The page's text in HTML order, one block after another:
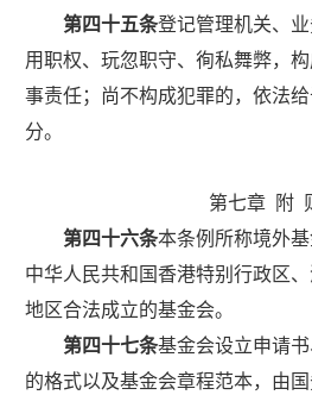
第四十五条登记管理机关、
用职权、玩忽职守、徇私舞弊，
事责任；尚不构成犯罪的，依法
分。
第七章 附
第四十六条本条例所称境外
中华人民共和国香港特别行政区
地区合法成立的基金会。
第四十七条基金会设立申请
的格式以及基金会章程范本，由国